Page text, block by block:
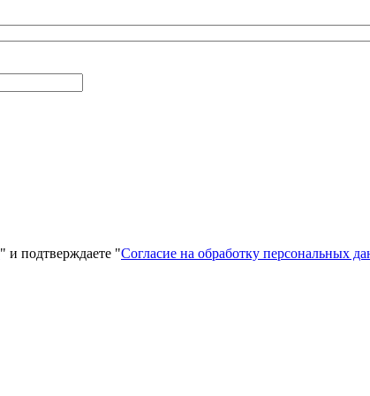
" и подтверждаете "Согласие на обработку персональных